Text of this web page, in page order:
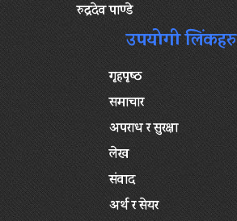
रुद्रदेव पाण्डे
उपयोगी लिंकहरु
गृहपृष्‍ठ
समाचार
अपराध र सुरक्षा
लेख
संवाद
अर्थ र सेयर